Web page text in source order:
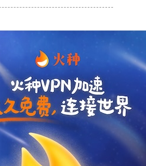
支持
支持[0] 反对[0]